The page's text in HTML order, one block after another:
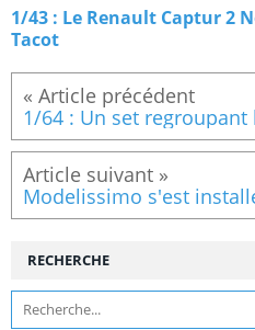
1/43 : Le Renault Captur 2
Tacot
RECHERCHE